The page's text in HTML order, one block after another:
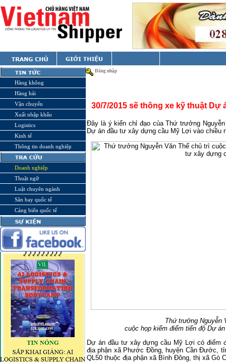
Hàng không
Hàng hải
Vận chuyển
Xuất nhập khẩu
Logistics
Kinh tế
Thông tin doanh nghiệp
Doanh nghiệp
Thuật ngữ
Luật chuyên ngành
Sân bay quốc tế
Cảng biển quốc tế
Đăng nhập
30/7/2015 sẽ thông xe kỹ thuật
Đây là ý kiến chỉ đạo của Thứ trưởng
Dự án đầu tư xây dựng cầu Mỹ Lợi vào chiều
Thứ trưởng Nguyễn
cuộc họp kiểm điểm tiến độ Dự
Dự án đầu tư xây dựng cầu Mỹ Lợi có điểm
địa phận xã Phước Đồng, huyện Cần Đước,
QL50 thuộc địa phận xã Bình Đông, thị xã Gò